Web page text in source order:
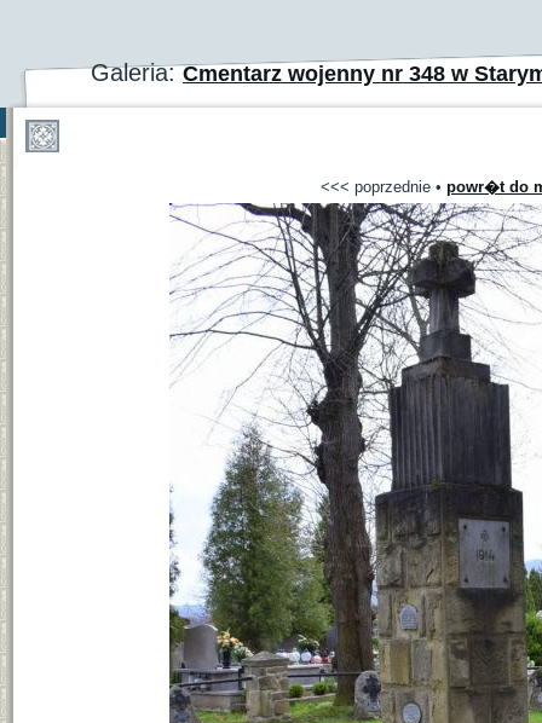
Galeria:Cmentarz wojenny nr 348 w
<<< poprzednie • powr�t do